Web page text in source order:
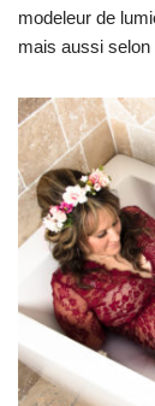
modeleur de
mais aussi selon